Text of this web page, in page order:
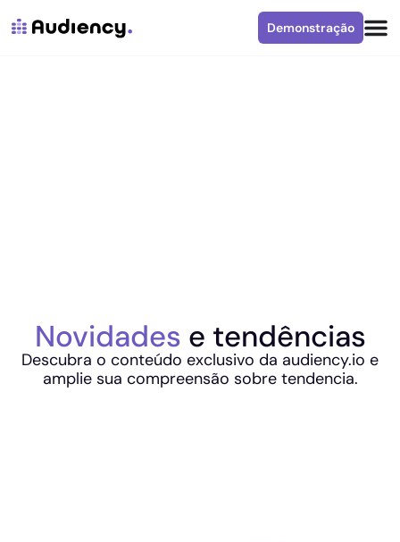
Demonstração
Novidades e tendências
Descubra o conteúdo exclusivo da audiency.io e
amplie sua compreensão sobre tendencia.